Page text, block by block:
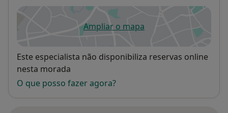
Ampliar o mapaabre num novo separador
Disponibilidade
Este especialista não disponibiliza reservas online
nesta morada
O que posso fazer agora?